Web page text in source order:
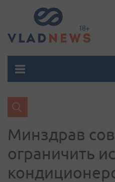
Минздрав
ограничить